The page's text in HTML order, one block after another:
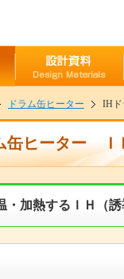
ドラム缶ヒーター IHド
ヒーター Ｉ
加熱するＩＨ（誘